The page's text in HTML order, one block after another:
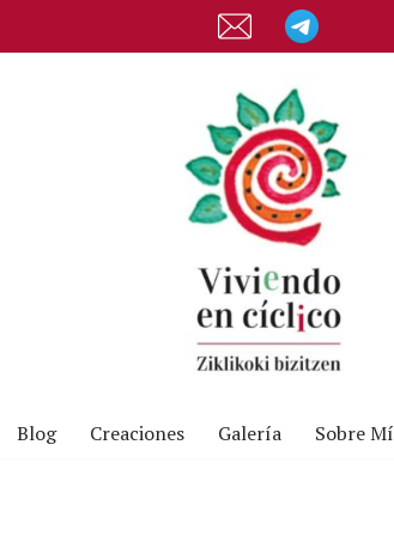
Blog Creaciones Galería Sobre Mí